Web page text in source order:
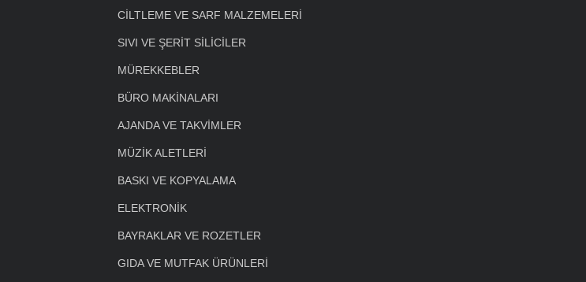
CİLTLEME VE SARF MALZEMELERİ
SIVI VE ŞERİT SİLİCİLER
MÜREKKEBLER
BÜRO MAKİNALARI
AJANDA VE TAKVİMLER
MÜZİK ALETLERİ
BASKI VE KOPYALAMA
ELEKTRONİK
BAYRAKLAR VE ROZETLER
GIDA VE MUTFAK ÜRÜNLERİ